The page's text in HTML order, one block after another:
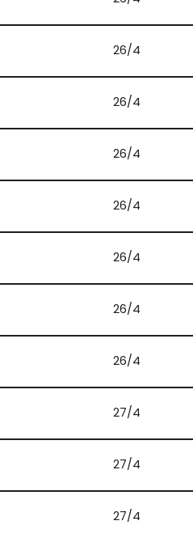
26/4
26/4
26/4
26/4
26/4
26/4
26/4
27/4
27/4
27/4